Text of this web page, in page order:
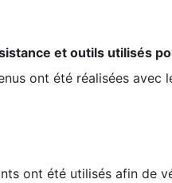
et outils utilisés
ont été réalisées avec
ont été utilisés afin de